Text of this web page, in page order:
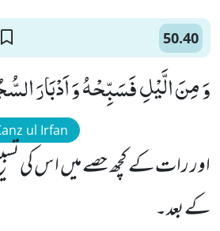
50.40
وَ مِنَ الَّیْلِ فَسَبِّحْهُ وَ اَدْبَارَ
ul Irfan
اور رات کے کچھ حصے میں اس کی
کے بعد۔